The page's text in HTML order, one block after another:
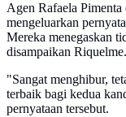
Agen Rafaela
mengeluarkan
Mereka menegaskan
disampaikan Riquelme.
"Sangat menghibur,
terbaik bagi kedua
pernyataan tersebut.